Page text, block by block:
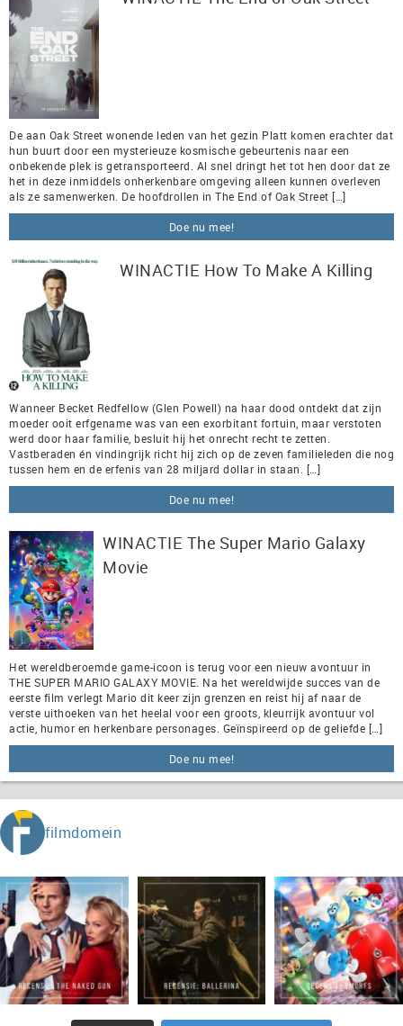
De aan Oak Street wonende leden van het gezin Platt komen erachter dat
hun buurt door een mysterieuze kosmische gebeurtenis naar een
onbekende plek is getransporteerd. Al snel dringt het tot hen door dat ze
het in deze inmiddels onherkenbare omgeving alleen kunnen overleven
als ze samenwerken. De hoofdrollen in The End of Oak Street […]
Doe nu mee!
WINACTIE How To Make A Killing
Wanneer Becket Redfellow (Glen Powell) na haar dood ontdekt dat zijn
moeder ooit erfgename was van een exorbitant fortuin, maar verstoten
werd door haar familie, besluit hij het onrecht recht te zetten.
Vastberaden én vindingrijk richt hij zich op de zeven familieleden die nog
tussen hem en de erfenis van 28 miljard dollar in staan. […]
Doe nu mee!
WINACTIE The Super Mario Galaxy
Movie
Het wereldberoemde game-icoon is terug voor een nieuw avontuur in
THE SUPER MARIO GALAXY MOVIE. Na het wereldwijde succes van de
eerste film verlegt Mario dit keer zijn grenzen en reist hij af naar de
verste uithoeken van het heelal voor een groots, kleurrijk avontuur vol
actie, humor en herkenbare personages. Geïnspireerd op de geliefde […]
Doe nu mee!
filmdomein